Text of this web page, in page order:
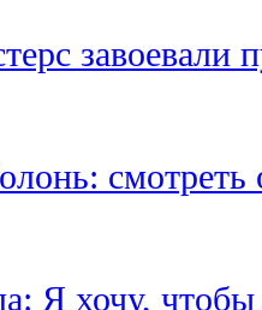
завоевали
Я хочу, чтобы